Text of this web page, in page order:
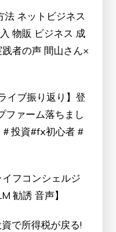
ト
は
ど
の？
【徹
底
説】
法 ネットビジネス
物販 ビジネス 成
者の声 間山さん×
イブ振り返り】登
ファーム落ちまし
投資#fx初心者 #
イフコンシェルジ
勧誘 音声】
資で所得税が戻る!